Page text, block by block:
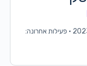
• פעילות אחרונה: